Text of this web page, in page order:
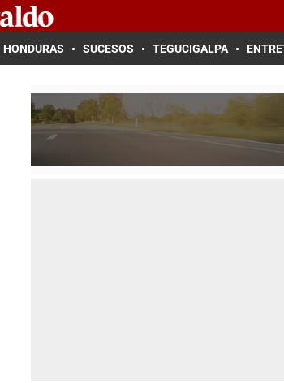
HONDURAS SUCESOS TEGUCIGALPA